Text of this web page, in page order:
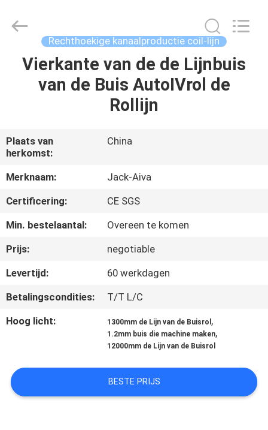
THUIS
OVER
ONS
FABRIEKSTOCHT
NEEM
CONTACT
MET
NIEUWS
AIVA
MACHINERY
Reserved.
Rechthoekige kanaalproductie coil-lijn
Vierkante van de de Lijnbuis
van de Buis AutoⅣrol de
Rollijn
Plaats van
herkomst:
China
Merknaam:
Jack-Aiva
Certificering:
CE SGS
Min. bestelaantal:
Overeen te komen
Prijs:
negotiable
Levertijd:
60 werkdagen
Betalingscondities:
T/T L/C
Hoog licht:
1300mm de Lijn van de Buisrol ,
1.2mm buis die machine maken,
12000mm de Lijn van de Buisrol
BESTE PRIJS